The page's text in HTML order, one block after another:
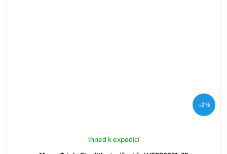
–2 %
Ihned k expedici